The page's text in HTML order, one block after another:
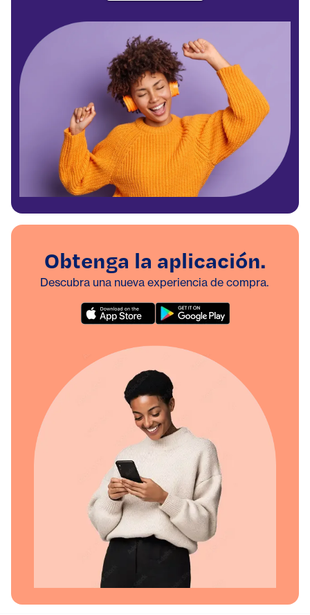
Obtenga la aplicación.
Descubra una nueva experiencia de compra.